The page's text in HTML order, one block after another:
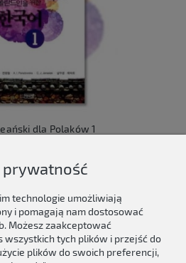
dla Polaków 1
Do koszyka
prywatność
technologie umożliwiają
i pomagają nam dostosować
Możesz zaakceptować
wszystkich tych plików i przejść do
plików do swoich preferencji,